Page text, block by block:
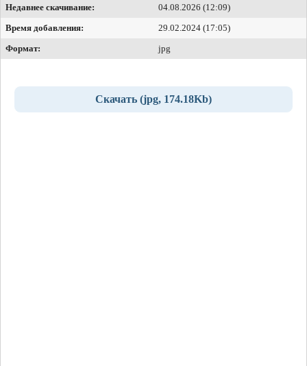
Недавнее скачивание:
04.08.2026 (12:09)
Время добавления:
29.02.2024 (17:05)
Формат:
jpg
Скачать (jpg, 174.18Kb)